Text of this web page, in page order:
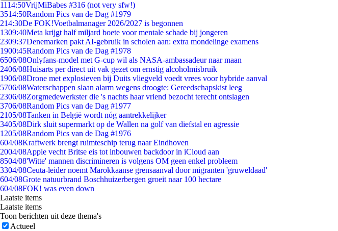
1114:50VrijMiBabes #316 (not very sfw!)
3514:50Random Pics van de Dag #1979
214:30De FOK!Voetbalmanager 2026/2027 is begonnen
1309:40Meta krijgt half miljard boete voor mentale schade bij jongeren
2309:37Denemarken pakt AI-gebruik in scholen aan: extra mondelinge examens
1900:45Random Pics van de Dag #1978
6506/08Onlyfans-model met G-cup wil als NASA-ambassadeur naar maan
2406/08Huisarts per direct uit vak gezet om ernstig alcoholmisbruik
1906/08Drone met explosieven bij Duits vliegveld voedt vrees voor hybride aanval
5706/08Waterschappen slaan alarm wegens droogte: Gereedschapskist leeg
2306/08Zorgmedewerkster die 's nachts haar vriend bezocht terecht ontslagen
3706/08Random Pics van de Dag #1977
2105/08Tanken in België wordt nóg aantrekkelijker
3405/08Dirk sluit supermarkt op de Wallen na golf van diefstal en agressie
1205/08Random Pics van de Dag #1976
604/08Kraftwerk brengt ruimteschip terug naar Eindhoven
2004/08Apple vecht Britse eis tot inbouwen backdoor in iCloud aan
8504/08'Witte' mannen discrimineren is volgens OM geen enkel probleem
3304/08Ceuta-leider noemt Marokkaanse grensaanval door migranten 'gruweldaad'
604/08Grote natuurbrand Boschhuizerbergen groeit naar 100 hectare
604/08FOK! was even down
Laatste items
Laatste items
Toon berichten uit deze thema's
Actueel